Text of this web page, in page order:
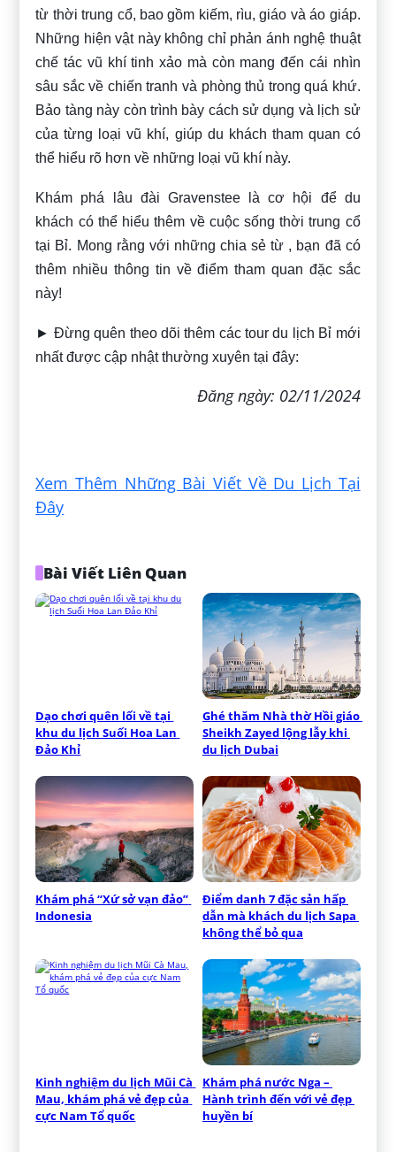
từ thời trung cổ, bao gồm kiếm, rìu, giáo và áo giáp.
Những hiện vật này không chỉ phản ánh nghệ thuật
chế tác vũ khí tinh xảo mà còn mang đến cái nhìn
sâu sắc về chiến tranh và phòng thủ trong quá khứ.
Bảo tàng này còn trình bày cách sử dụng và lịch sử
của từng loại vũ khí, giúp du khách tham quan có
thể hiểu rõ hơn về những loại vũ khí này.
Khám phá lâu đài Gravenstee là cơ hội để du
khách có thể hiểu thêm về cuộc sống thời trung cổ
tại Bỉ. Mong rằng với những chia sẻ từ , bạn đã có
thêm nhiều thông tin về điểm tham quan đặc sắc
này!
► Đừng quên theo dõi thêm các tour du lịch Bỉ mới
nhất được cập nhật thường xuyên tại đây:
Đăng ngày: 02/11/2024
Xem Thêm Những Bài Viết Về Du Lịch Tại
Đây
Bài Viết Liên Quan
Dạo chơi quên lối về tại
khu du lịch Suối Hoa Lan
Đảo Khỉ
Ghé thăm Nhà thờ Hồi giáo
Sheikh Zayed lộng lẫy khi
du lịch Dubai
Khám phá “Xứ sở vạn đảo”
Indonesia
Điểm danh 7 đặc sản hấp
dẫn mà khách du lịch Sapa
không thể bỏ qua
Kinh nghiệm du lịch Mũi Cà
Mau, khám phá vẻ đẹp của
cực Nam Tổ quốc
Khám phá nước Nga –
Hành trình đến với vẻ đẹp
huyền bí